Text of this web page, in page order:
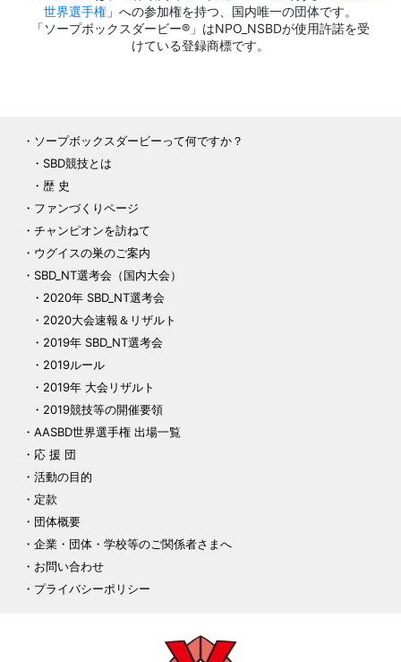
世界選手権 」への参加権を持つ、国内唯一の団体です。
「ソープボックスダービー®」はNPO_NSBDが使用許諾を受
けている登録商標です。
ソープボックスダービーって何ですか？
SBD競技とは
歴 史
ファンづくりページ
チャンピオンを訪ねて
ウグイスの巣のご案内
SBD_NT選考会（国内大会）
2020年 SBD_NT選考会
2020大会速報＆リザルト
2019年 SBD_NT選考会
2019ルール
2019年 大会リザルト
2019競技等の開催要領
AASBD世界選手権 出場一覧
応 援 団
活動の目的
定款
団体概要
企業・団体・学校等のご関係者さまへ
お問い合わせ
プライバシーポリシー